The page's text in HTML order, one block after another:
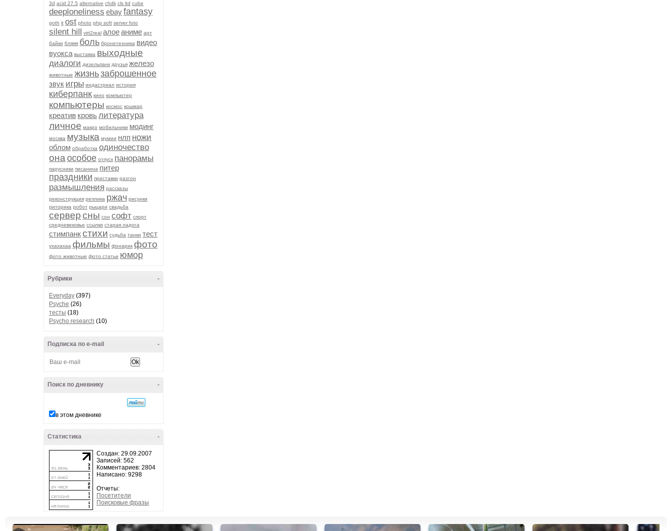
3d acid 27.5 alternative chdk cls ltd cube
deeploneliness ebayfantasy
goth it ost photo php soft server foto
silent hill virt2real алоеаниме арт
байки бляяя боль бронетехника видео
вуокса выставка выходные
диалоги дизельпанк друзья железо
животные жизньзаброшенное
звук игры индастриал история
киберпанк кино компьютер
компьютеры космос кошмар
креатив кровьлитература
личное макро мобильники модинг
москва музыка мумии нлп ножи
облом обработка одиночество
она особое отпуск панорамы
парусники писанина питер
праздники приставки разгон
размышления рассказы
реконструкция реплика ржач рисунки
риторика робот рыцари свадьба
серверсны сон софт спорт
средневековье ссылки старая ладога
стимпанкстихи судьба танки тест
ухахахаа фильмы фонарик фото
фото животные фото статьи юмор
-
Рубрики
Everyday (397)
Psyche (26)
тесты (18)
Psycho research (10)
-
Подписка по e-mail
-
Поиск по дневнику
в этом дневнике
-
Статистика
Создан: 29.09.2007
Записей: 562
Комментариев: 2804
Написано: 9298
Отчеты:
Посетители
Поисковые фразы